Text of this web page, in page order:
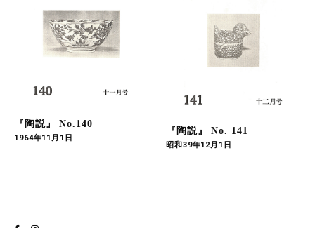
『陶説』 No.140
1964年11月1日
『陶説』 No. 141
昭和39年12月1日